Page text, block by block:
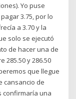
Yo puse
3.75, por lo
a 3.70 y la
solo se ejecutó
de hacer una de
285.50 y 286.50
que llegue
cansancio de
confirmaría una